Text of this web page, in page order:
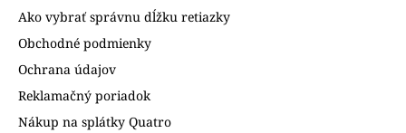
Ako vybrať správnu dĺžku retiazky
Obchodné podmienky
Ochrana údajov
Reklamačný poriadok
Nákup na splátky Quatro